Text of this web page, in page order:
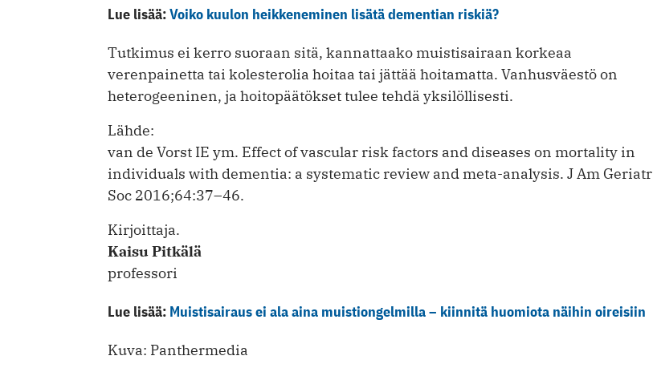
Lue lisää:Voiko kuulon heikkeneminen lisätä dementian riskiä?
Tutkimus ei kerro suoraan sitä, kannattaako muistisairaan korkeaa
verenpainetta tai kolesterolia hoitaa tai jättää hoitamatta. Vanhusväestö on
heterogeeninen, ja hoitopäätökset tulee tehdä yksilöllisesti.
Lähde:
van de Vorst IE ym. Effect of vascular risk factors and diseases on mortality in
individuals with dementia: a systematic review and meta-analysis. J Am Geriatr
Soc 2016;64:37–46.
Kirjoittaja.
Kaisu Pitkälä
professori
Lue lisää: Muistisairaus ei ala aina muistiongelmilla – kiinnitä huomiota näihin oireisiin
Kuva: Panthermedia